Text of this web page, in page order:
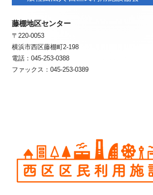
タ
ー・
コ
ン
テ
タ
ー・
コ
ン
藤棚地区センター
〒220-0053
横浜市西区藤棚町2-198
電話：045-253-0388
ファックス：045-253-0389